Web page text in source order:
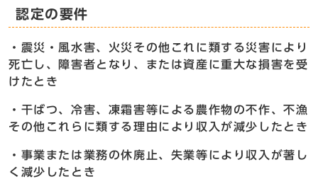
認定の要件
・震災・風水害、火災その他これに類する災害により
死亡し、障害者となり、または資産に重大な損害を受
けたとき
・干ばつ、冷害、凍霜害等による農作物の不作、不漁
その他これらに類する理由により収入が減少したとき
・事業または業務の休廃止、失業等により収入が著し
く減少したとき